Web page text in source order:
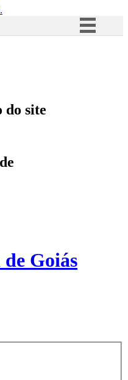
Acesso à informação
do site
Goiás